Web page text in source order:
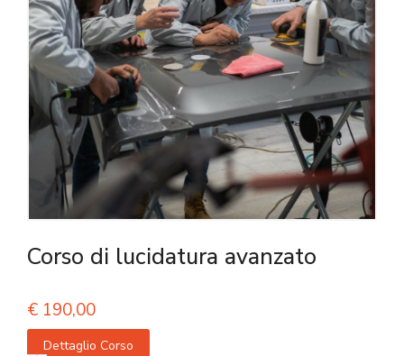
Corso di lucidatura avanzato
€ 190,00
Dettaglio Corso